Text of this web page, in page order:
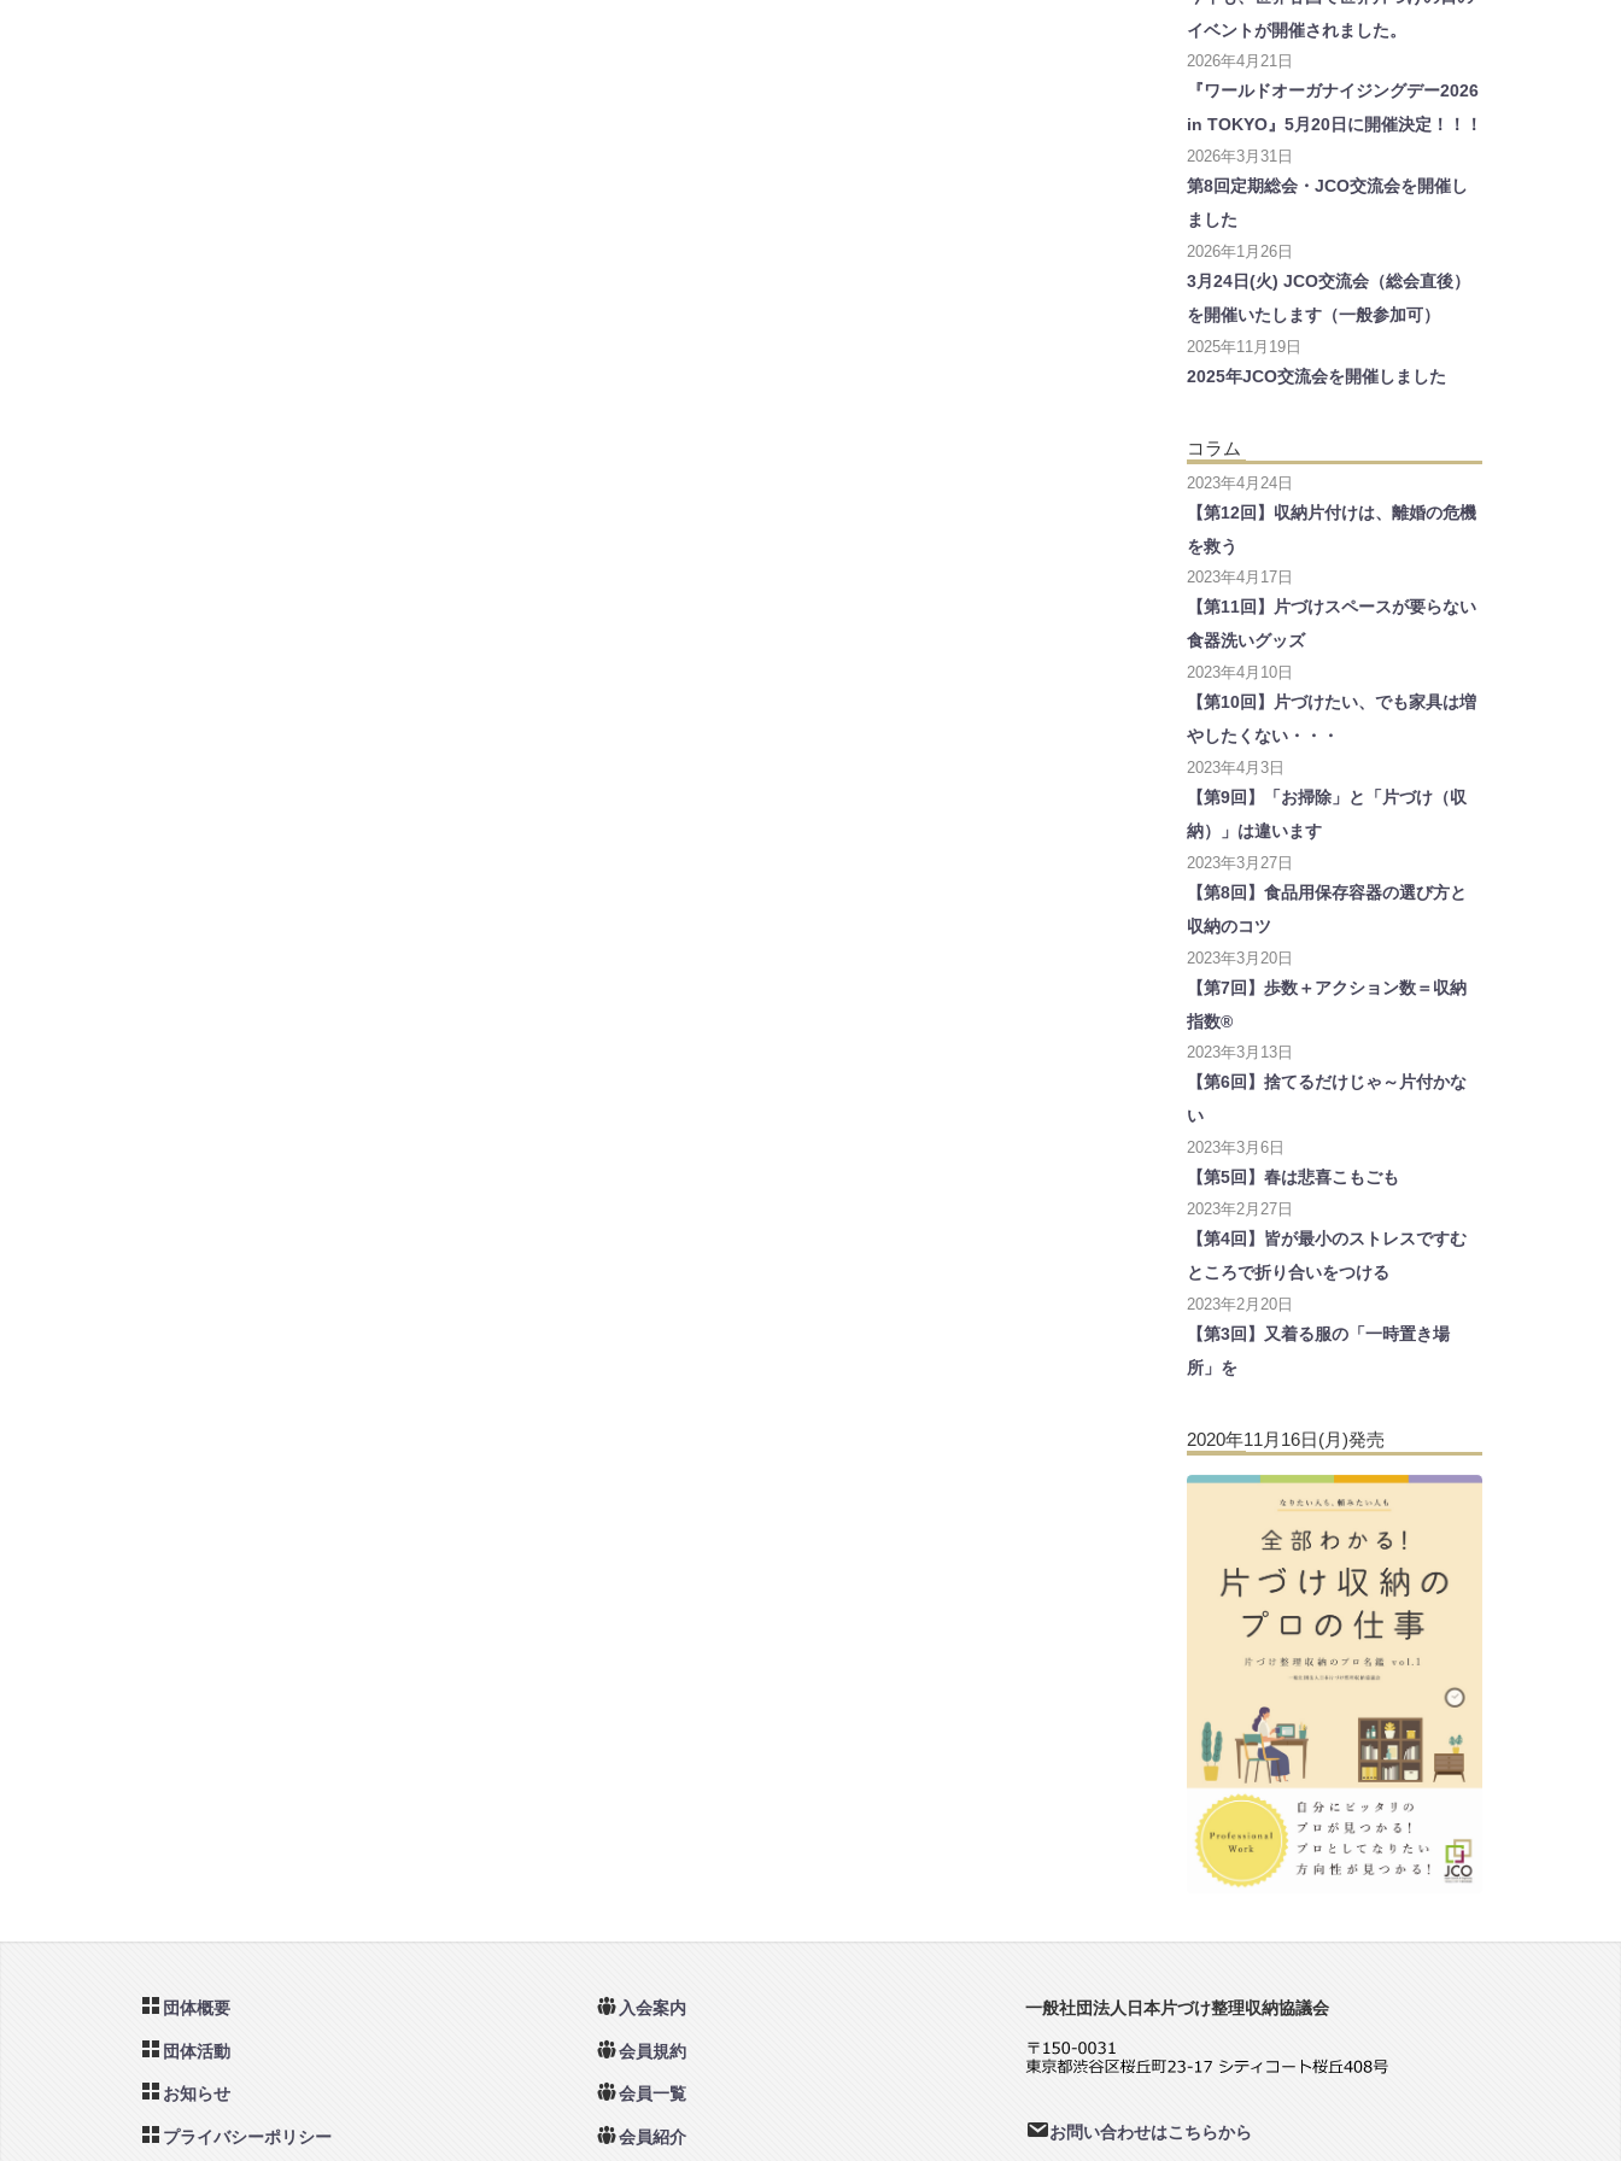
イベントが開催されました。
2026年4月21日
『ワールドオーガナイジングデー2026
in TOKYO』5月20日に開催決定！！！
2026年3月31日
第8回定期総会・JCO交流会を開催し
ました
2026年1月26日
3月24日(火) JCO交流会（総会直後）
を開催いたします（一般参加可）
2025年11月19日
2025年JCO交流会を開催しました
コラム
2023年4月24日
【第12回】収納片付けは、離婚の危機
を救う
2023年4月17日
【第11回】片づけスペースが要らない
食器洗いグッズ
2023年4月10日
【第10回】片づけたい、でも家具は増
やしたくない・・・
2023年4月3日
【第9回】「お掃除」と「片づけ（収
納）」は違います
2023年3月27日
【第8回】食品用保存容器の選び方と
収納のコツ
2023年3月20日
【第7回】歩数＋アクション数＝収納
指数®
2023年3月13日
【第6回】捨てるだけじゃ～片付かな
い
2023年3月6日
【第5回】春は悲喜こもごも
2023年2月27日
【第4回】皆が最小のストレスですむ
ところで折り合いをつける
2023年2月20日
【第3回】又着る服の「一時置き場
所」を
2020年11月16日(月)発売
団体概要
団体活動
お知らせ
プライバシーポリシー
入会案内
会員規約
会員一覧
会員紹介
一般社団法人日本片づけ整理収納協議会
お問い合わせはこちらから